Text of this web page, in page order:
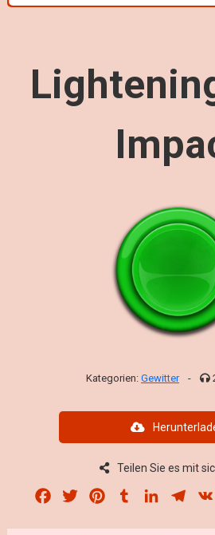
Kategorien: Gewitter -
Teilen Sie es mit
Facebook
Twitter PinterestTumblrLinkedIn